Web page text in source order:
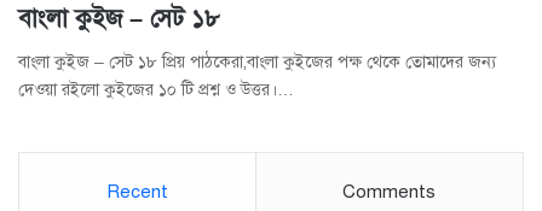
বাংলা কুইজ – সেট ১৮
বাংলা কুইজ – সেট ১৮ প্রিয় পাঠকেরা,বাংলা কুইজের পক্ষ থেকে তোমাদের জন্য
দেওয়া রইলো কুইজের ১০ টি প্রশ্ন ও উত্তর।…
Recent Comments